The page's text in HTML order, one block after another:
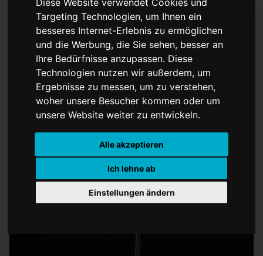
Targeting Technologien, um Ihnen ein
besseres Internet-Erlebnis zu ermöglichen
und die Werbung, die Sie sehen, besser an
Ihre Bedürfnisse anzupassen. Diese
Technologien nutzen wir außerdem, um
Ergebnisse zu messen, um zu verstehen,
woher unsere Besucher kommen oder um
unsere Website weiter zu entwickeln.
Alle akzeptieren
Ich lehne ab
Einstellungen ändern
documenta fifteen hängt
am seidenen Faden